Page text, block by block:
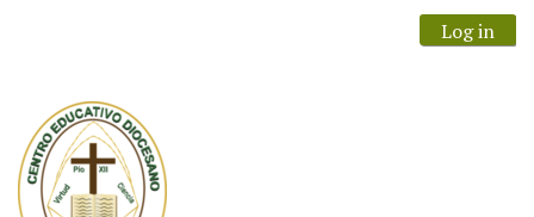
Log in